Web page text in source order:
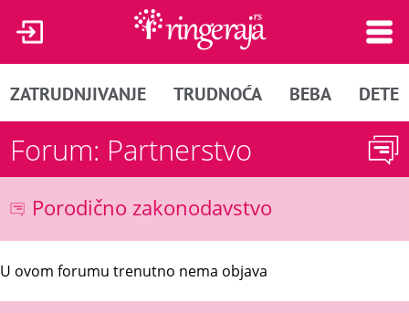
ZATRUDNJIVANJE TRUDNOĆA BEBA DETE
Forum: Partnerstvo
Porodično zakonodavstvo
U ovom forumu trenutno nema objava